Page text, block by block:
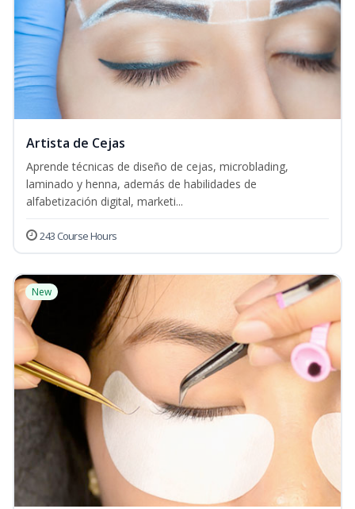
Artista de Cejas
Aprende técnicas de diseño de cejas, microblading,
laminado y henna, además de habilidades de
alfabetización digital, marketi...
243 Course Hours
New